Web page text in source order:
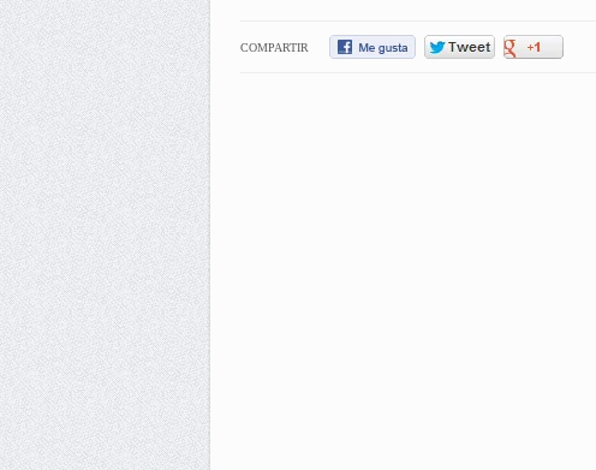
COMPARTIR